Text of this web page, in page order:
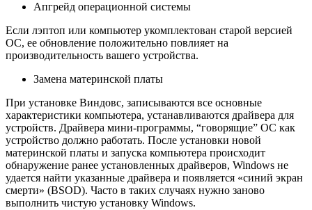
Апгрейд операционной системы
Если лэптоп или компьютер укомплектован старой версией
ОС, ее обновление положительно повлияет на
производительность вашего устройства.
Замена материнской платы
При установке Виндовс, записываются все основные
характеристики компьютера, устанавливаются драйвера для
устройств. Драйвера мини-программы, “говорящие” ОС как
устройство должно работать. После установки новой
материнской платы и запуска компьютера происходит
обнаружение ранее установленных драйверов, Windows не
удается найти указанные драйвера и появляется «синий экран
смерти» (BSOD). Часто в таких случаях нужно заново
выполнить чистую установку Windows.